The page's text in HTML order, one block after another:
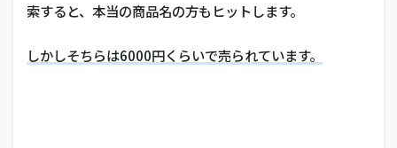
索すると、本当の商品名の方もヒットします。
しかしそちらは6000円くらいで売られています。